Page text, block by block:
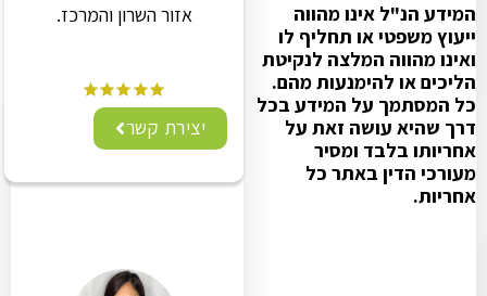
המידע הנ"ל אינו מהווה
ייעוץ משפטי או תחליף לו
ואינו מהווה המלצה לנקיטת
הליכים או להימנעות מהם.
כל המסתמך על המידע בכל
דרך שהיא עושה זאת על
אחריותו בלבד ומסיר
מעורכי הדין באתר כל
אחריות.
אזור השרון והמרכז.
יצירת קשר